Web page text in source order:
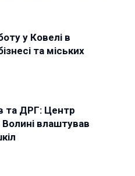
у Ковелі в
та міських
та ДРГ: Центр
влаштував